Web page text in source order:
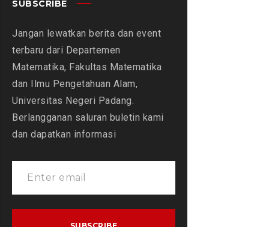
SUBSCRIBE
Jangan lewatkan berita dan event
terbaru dari Departemen
Matematika, Fakultas Matematika
dan Ilmu Pengetahuan Alam,
Universitas Negeri Padang.
Berlangganan saluran buletin kami
dan dapatkan informasi